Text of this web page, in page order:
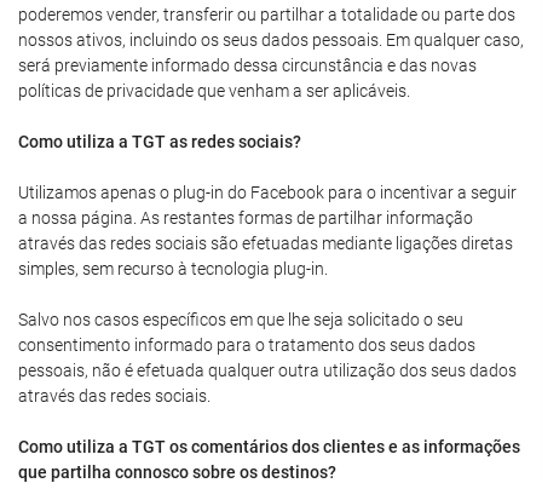
poderemos vender, transferir ou partilhar a totalidade ou parte dos
nossos ativos, incluindo os seus dados pessoais. Em qualquer caso,
será previamente informado dessa circunstância e das novas
políticas de privacidade que venham a ser aplicáveis.
Como utiliza a TGT as redes sociais?
Utilizamos apenas o plug-in do Facebook para o incentivar a seguir
a nossa página. As restantes formas de partilhar informação
através das redes sociais são efetuadas mediante ligações diretas
simples, sem recurso à tecnologia plug-in.
Salvo nos casos específicos em que lhe seja solicitado o seu
consentimento informado para o tratamento dos seus dados
pessoais, não é efetuada qualquer outra utilização dos seus dados
através das redes sociais.
Como utiliza a TGT os comentários dos clientes e as informações
que partilha connosco sobre os destinos?